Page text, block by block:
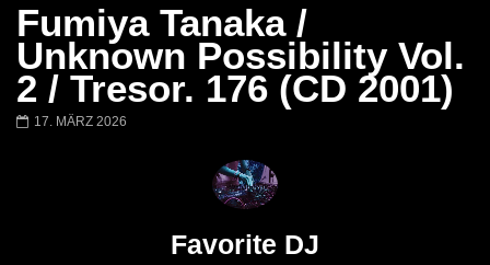
Virgil Enzinger Live @ Tresor Club,
Berlin 17 04 2004
Niereich | @ Tresor Berlin | Blind Spot
Podcast 238
Fumiya Tanaka /
Unknown Possibility Vol.
2 / Tresor. 176 (CD 2001)
17. MÄRZ 2026
Favorite DJ